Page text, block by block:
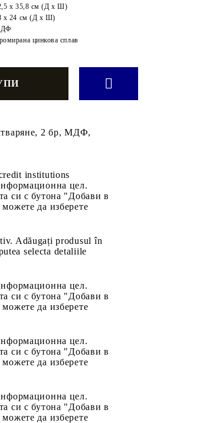
x 35,8 cм (Д x Ш)
x 24 см (Д x Ш)
цинкова сплав
2 бр, МДФ,
institutions
цел.
си с бутона "Добави в
да изберете
Adăugați produsul în
selecta detaliile
цел.
си с бутона "Добави в
да изберете
цел.
си с бутона "Добави в
да изберете
цел.
си с бутона "Добави в
да изберете